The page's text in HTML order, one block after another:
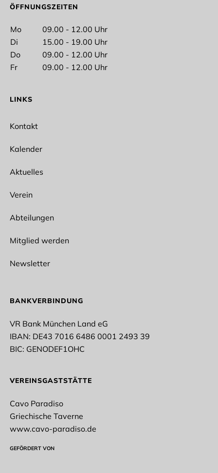
Nachname
Ich interessiere mich für folgende Abteilungen
Spikeball
Wun Hop Kuen Do
Outdoor
Rope Skipping
Stockschießen
* Pflichtfelder
der datenschutzrechtlichen Einwilligungserklärung
zu.
Datenschutzerklärung
ÖFFNUNGSZEITEN
Mo
09.00 - 12.00 Uhr
Di
15.00 - 19.00 Uhr
Do
09.00 - 12.00 Uhr
Fr
09.00 - 12.00 Uhr
LINKS
Kontakt
Kalender
Aktuelles
Verein
Abteilungen
Mitglied werden
Newsletter
BANKVERBINDUNG
VR Bank München Land eG
IBAN: DE43 7016 6486 0001 2493 39
BIC: GENODEF1OHC
VEREINSGASTSTÄTTE
Cavo Paradiso
Griechische Taverne
www.cavo-paradiso.de
GEFÖRDERT VON